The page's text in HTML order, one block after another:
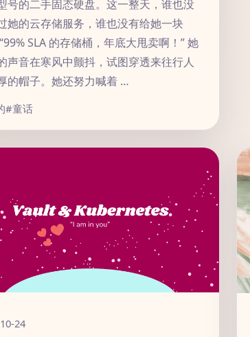
号的二手固态硬盘。这一整天，谁也没
她的云存储服务，谁也没有给她一块
SLA 的存储桶，年底大甩卖啊！” 她
声音在寒风中颤抖，试图穿透来往行人
的帽子。她还努力喊着 …
#童话
24